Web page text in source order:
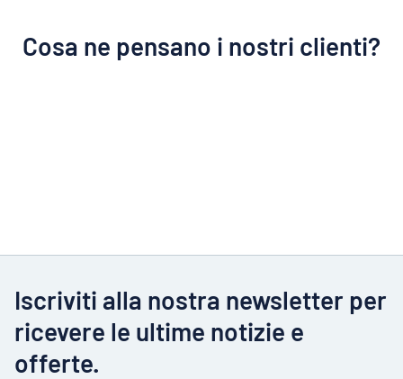
Cosa ne pensano i nostri clienti?
Iscriviti alla nostra newsletter per
ricevere le ultime notizie e
offerte.